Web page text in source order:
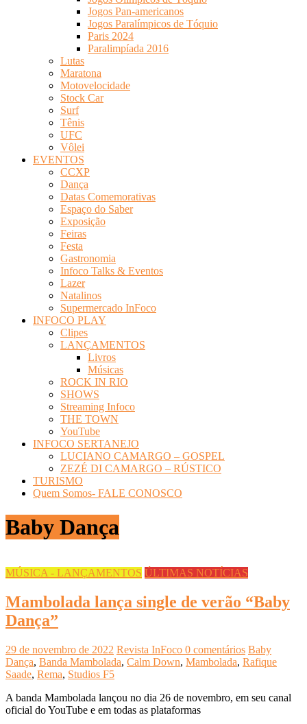
Jogos Pan-americanos
Jogos Paralímpicos de Tóquio
Paris 2024
Paralimpíada 2016
Lutas
Maratona
Motovelocidade
Stock Car
Surf
Tênis
UFC
Vôlei
EVENTOS
CCXP
Dança
Datas Comemorativas
Espaço do Saber
Exposição
Feiras
Festa
Gastronomia
Infoco Talks & Eventos
Lazer
Natalinos
Supermercado InFoco
INFOCO PLAY
Clipes
LANÇAMENTOS
Livros
Músicas
ROCK IN RIO
SHOWS
Streaming Infoco
THE TOWN
YouTube
INFOCO SERTANEJO
LUCIANO CAMARGO – GOSPEL
ZEZÉ DI CAMARGO – RÚSTICO
TURISMO
Quem Somos- FALE CONOSCO
Baby Dança
MÚSICA - LANÇAMENTOS ÚLTIMAS NOTÍCIAS
Mambolada lança single de verão “Baby
Dança”
29 de novembro de 2022 Revista InFoco 0 comentários Baby
Dança, Banda Mambolada, Calm Down, Mambolada, Rafique
Saade, Rema, Studios F5
A banda Mambolada lançou no dia 26 de novembro, em seu canal
oficial do YouTube e em todas as plataformas